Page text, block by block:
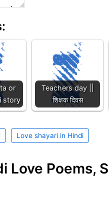
or
story
Teachers day ||
शिक्षक दिवस
Love shayari in Hindi
Love Poems,